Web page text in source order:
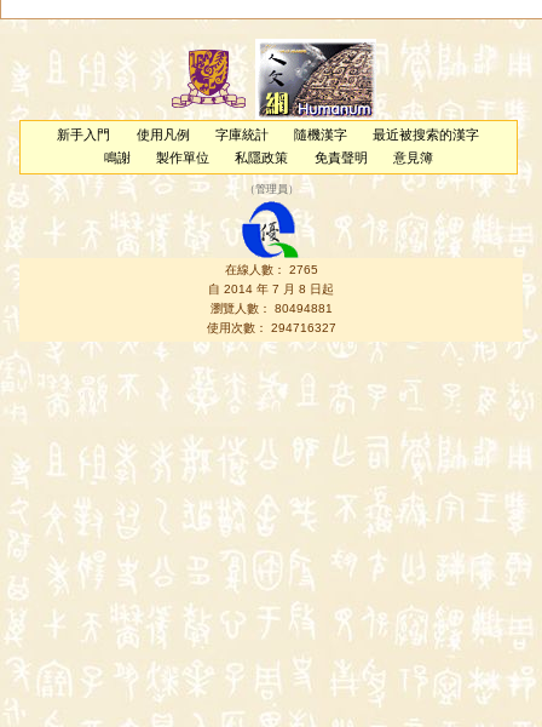
新手入門 使用凡例 字庫統計 隨機漢字
最近被搜索的漢字
鳴謝
製作單位 私隱政策 免責聲明 意見簿
（管理員 ）
在線人數： 2765
自 2014 年 7 月 8 日起
瀏覽人數： 80494881
使用次數： 294716327